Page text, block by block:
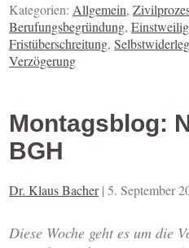
Kategorien:Allgemein,
Berufungsbegründung,
Fristüberschreitung,
Verzögerung
Montagsblog:
BGH
Dr. Klaus Bacher |5. September
Diese Woche geht es um die